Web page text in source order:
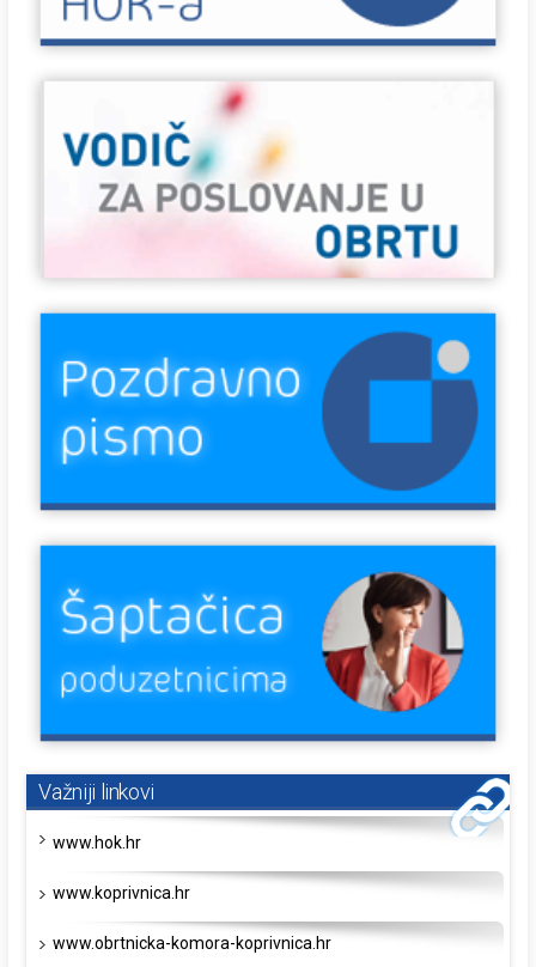
Važniji linkovi
www.hok.hr
www.koprivnica.hr
www.obrtnicka-komora-koprivnica.hr